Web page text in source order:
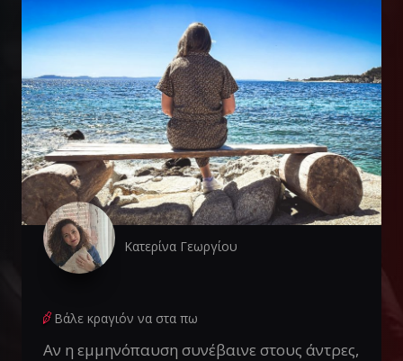
Κατερίνα Γεωργίου
Βάλε κραγιόν να στα πω
Αν η εμμηνόπαυση συνέβαινε στους άντρες,